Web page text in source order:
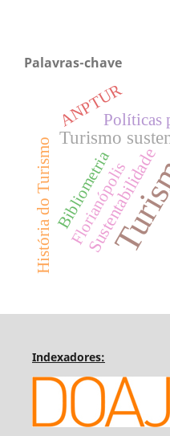
Palavras-chave
Turismo
Sustentabilidade
Florianópolis
Políticas
Bibliometria
História do Turismo
ANPTUR
Indexadores: